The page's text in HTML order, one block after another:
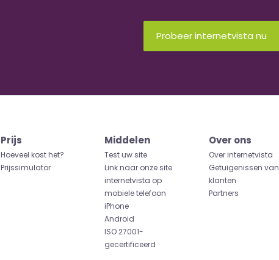
Probeer internetvista nu
Prijs
Hoeveel kost het?
Prijssimulator
Middelen
Test uw site
Link naar onze site
internetvista op
mobiele telefoon
iPhone
Android
ISO 27001-
gecertificeerd
Over ons
Over internetvista
Getuigenissen van
klanten
Partners